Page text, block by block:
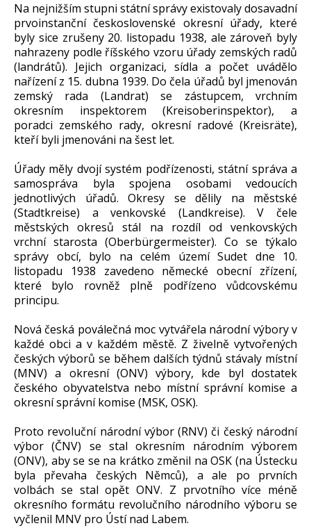
Na nejnižším stupni státní správy existovaly dosavadní
prvoinstanční československé okresní úřady, které
byly sice zrušeny 20. listopadu 1938, ale zároveň byly
nahrazeny podle říšského vzoru úřady zemských radů
(landrátů). Jejich organizaci, sídla a počet uvádělo
nařízení z 15. dubna 1939. Do čela úřadů byl jmenován
zemský rada (Landrat) se zástupcem, vrchním
okresním inspektorem (Kreisoberinspektor), a
poradci zemského rady, okresní radové (Kreisräte),
kteří byli jmenováni na šest let.
Úřady měly dvojí systém podřízenosti, státní správa a
samospráva byla spojena osobami vedoucích
jednotlivých úřadů. Okresy se dělily na městské
(Stadtkreise) a venkovské (Landkreise). V čele
městských okresů stál na rozdíl od venkovských
vrchní starosta (Oberbürgermeister). Co se týkalo
správy obcí, bylo na celém území Sudet dne 10.
listopadu 1938 zavedeno německé obecní zřízení,
které bylo rovněž plně podřízeno vůdcovskému
principu.
Nová česká poválečná moc vytvářela národní výbory v
každé obci a v každém městě. Z živelně vytvořených
českých výborů se během dalších týdnů stávaly místní
(MNV) a okresní (ONV) výbory, kde byl dostatek
českého obyvatelstva nebo místní správní komise a
okresní správní komise (MSK, OSK).
Proto revoluční národní výbor (RNV) či český národní
výbor (ČNV) se stal okresním národním výborem
(ONV), aby se se na krátko změnil na OSK (na Ústecku
byla převaha českých Němců), a ale po prvních
volbách se stal opět ONV. Z prvotního více méně
okresního formátu revolučního národního výboru se
vyčlenil MNV pro Ústí nad Labem.